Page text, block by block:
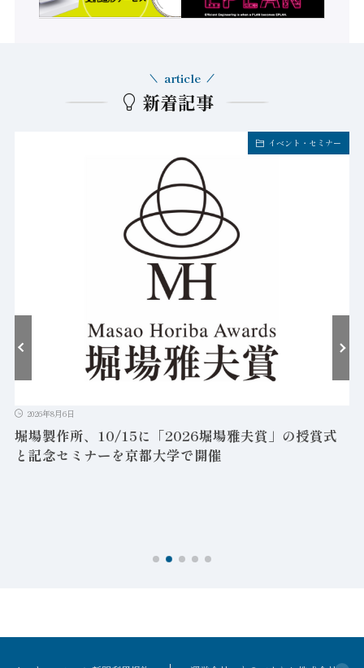
新着記事
article
イベント・セミナー
2026年8月6日
堀場製作所、10/15に「2026堀場雅夫賞」の授賞式
と記念セミナーを京都大学で開催